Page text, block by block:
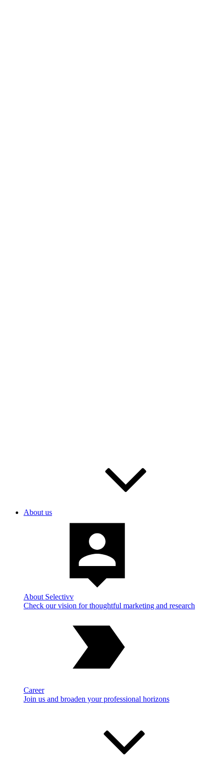
About us
About Selectivv
Check our vision for thoughtful marketing and research
Career
Join us and broaden your professional horizons